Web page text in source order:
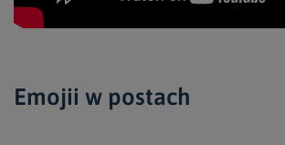
Emojii w postach